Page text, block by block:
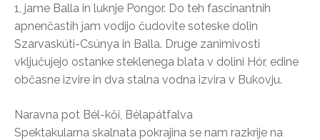
1, jame Balla in luknje Pongor. Do teh fascinantnih
apnenčastih jam vodijo čudovite soteske dolin
Szarvaskúti-Csúnya in Balla. Druge zanimivosti
vključujejo ostanke steklenega blata v dolini Hór, edine
občasne izvire in dva stalna vodna izvira v Bukovju.
Naravna pot Bél-kői, Bélapátfalva
Spektakularna skalnata pokrajina se nam razkrije na